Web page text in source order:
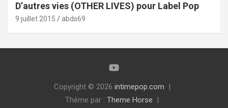
D’autres vies (OTHER LIVES) pour Label Pop
9 juillet 2015 abds69
Copyright © 2026 intimepop.com
Thème par : Theme Horse